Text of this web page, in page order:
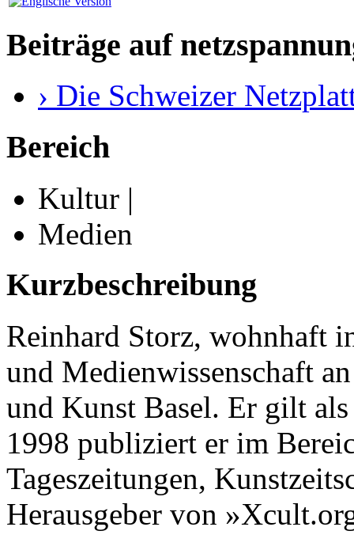
Beiträge auf
› Die Schweizer
Bereich
Kultur |
Medien
Kurzbeschreibung
Reinhard Storz, wohnhaft
und Medienwissenschaft
und Kunst Basel. Er gilt
1998 publiziert er im
Tageszeitungen,
Herausgeber von